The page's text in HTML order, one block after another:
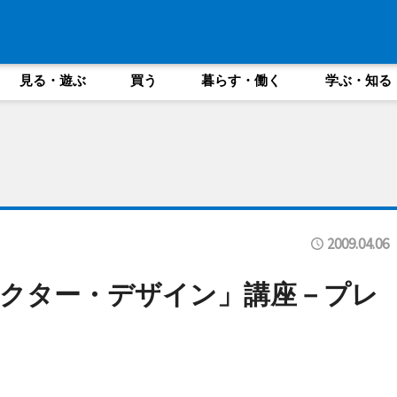
見る・遊ぶ 買う 暮らす・働く 学ぶ・知る
2009.04.06
ター・デザイン」講座－プレ